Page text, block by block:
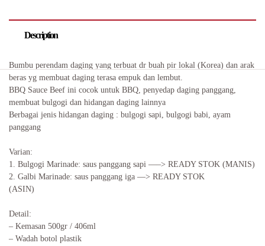
Description
Bumbu perendam daging yang terbuat dr buah pir lokal (Korea) dan arak
beras yg membuat daging terasa empuk dan lembut.
BBQ Sauce Beef ini cocok untuk BBQ, penyedap daging panggang,
membuat bulgogi dan hidangan daging lainnya
Berbagai jenis hidangan daging : bulgogi sapi, bulgogi babi, ayam
panggang
Varian:
1. Bulgogi Marinade: saus panggang sapi —–> READY STOK (MANIS)
2. Galbi Marinade: saus panggang iga —> READY STOK
(ASIN)
Detail:
– Kemasan 500gr / 406ml
– Wadah botol plastik